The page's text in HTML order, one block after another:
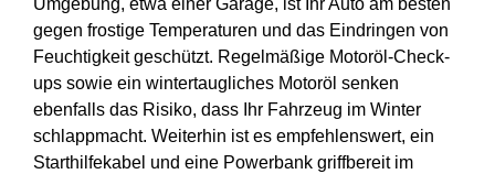
Umgebung, etwa einer Garage, ist Ihr Auto am besten
gegen frostige Temperaturen und das Eindringen von
Feuchtigkeit geschützt. Regelmäßige Motoröl-Check-
ups sowie ein wintertaugliches Motoröl senken
ebenfalls das Risiko, dass Ihr Fahrzeug im Winter
schlappmacht. Weiterhin ist es empfehlenswert, ein
Starthilfekabel und eine Powerbank griffbereit im